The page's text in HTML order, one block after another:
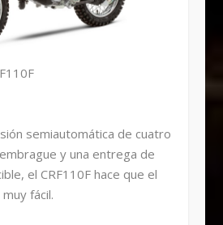
semiautomática de cuatro
y una entrega de
el CRF110F hace que el
fácil.